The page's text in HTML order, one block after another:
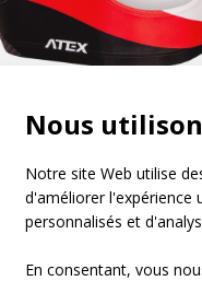
Nous
Notre site Web utilise
d'améliorer l'expérience
personnalisés et
En consentant, vous